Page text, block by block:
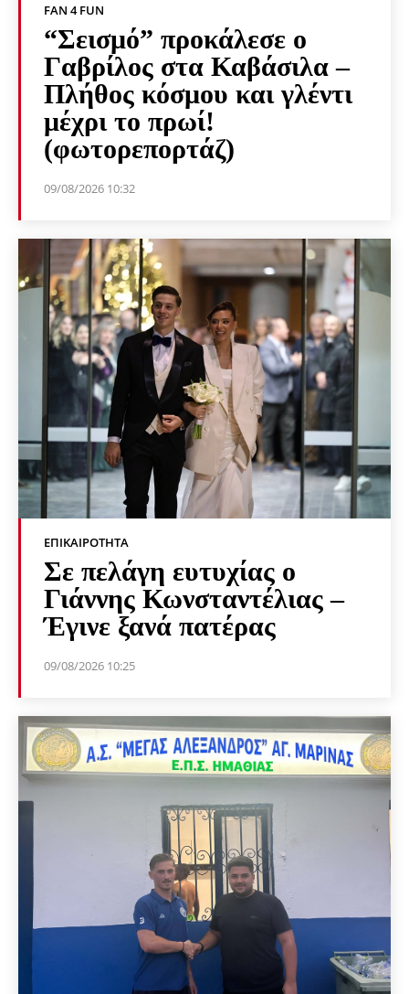
FAN 4 FUN
“Σεισμό” προκάλεσε ο
Γαβρίλος στα Καβάσιλα –
Πλήθος κόσμου και γλέντι
μέχρι το πρωί!
(φωτορεπορτάζ)
09/08/2026 10:32
ΕΠΙΚΑΙΡΌΤΗΤΑ
Σε πελάγη ευτυχίας ο
Γιάννης Κωνσταντέλιας –
Έγινε ξανά πατέρας
09/08/2026 10:25